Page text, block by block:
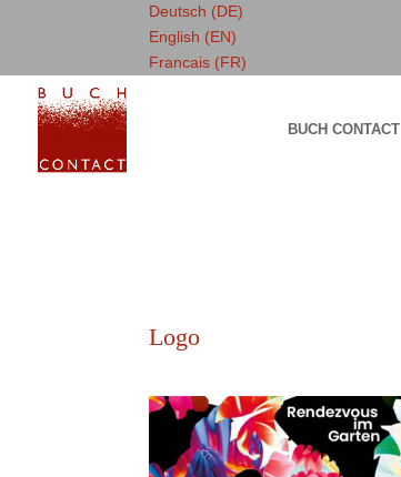
Deutsch (DE)
English (EN)
Francais (FR)
BUCH CONTACT
Logo